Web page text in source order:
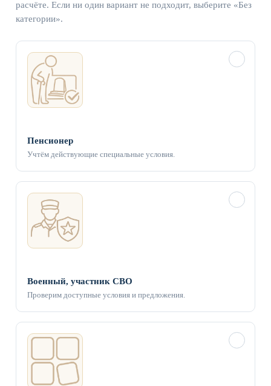
расчёте. Если ни один вариант не подходит, выберите «Без
категории».
Пенсионер
Учтём действующие специальные условия.
Военный, участник СВО
Проверим доступные условия и предложения.